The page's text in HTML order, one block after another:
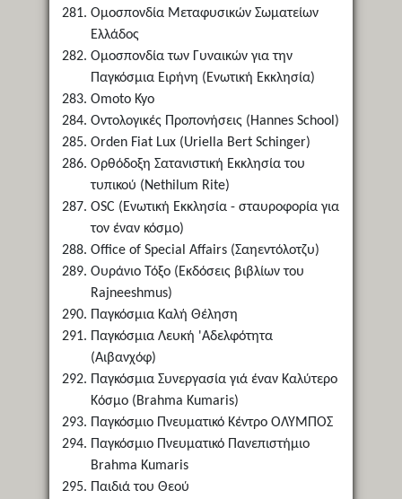
Ομοσπονδία Μεταφυσικών Σωματείων
Ελλάδος
Ομοσπονδία των Γυναικών για την
Παγκόσμια Ειρήνη (Ενωτική Εκκλησία)
Omoto Kyo
Οντολογικές Προπονήσεις (Hannes School)
Orden Fiat Lux (Uriella Bert Schinger)
Ορθόδοξη Σατανιστική Εκκλησία του
τυπικού (Nethilum Rite)
OSC (Ενωτική Εκκλησία - σταυροφορία για
τον έναν κόσμο)
Office of Special Affairs (Σαηεντόλοτζυ)
Ουράνιο Τόξο (Εκδόσεις βιβλίων του
Rajneeshmus)
Παγκόσμια Καλή Θέληση
Παγκόσμια Λευκή 'Αδελφότητα
(Αιβανχόφ)
Παγκόσμια Συνεργασία γιά έναν Καλύτερο
Κόσμο (Brahma Kumaris)
Παγκόσμιο Πνευματικό Κέντρο ΟΛΥΜΠΟΣ
Παγκόσμιο Πνευματικό Πανεπιστήμιο
Brahma Kumaris
Παιδιά του Θεού